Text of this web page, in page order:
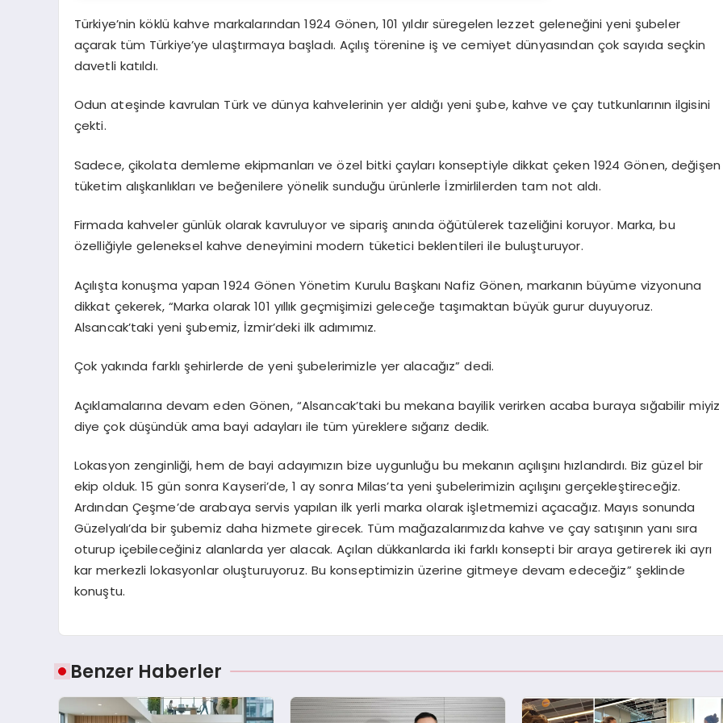
Türkiye’nin köklü kahve markalarından 1924 Gönen, 101 yıldır süregelen lezzet geleneğini yeni şubeler
açarak tüm Türkiye’ye ulaştırmaya başladı. Açılış törenine iş ve cemiyet dünyasından çok sayıda seçkin
davetli katıldı.
Odun ateşinde kavrulan Türk ve dünya kahvelerinin yer aldığı yeni şube, kahve ve çay tutkunlarının ilgisini
çekti.
Sadece, çikolata demleme ekipmanları ve özel bitki çayları konseptiyle dikkat çeken 1924 Gönen, değişen
tüketim alışkanlıkları ve beğenilere yönelik sunduğu ürünlerle İzmirlilerden tam not aldı.
Firmada kahveler günlük olarak kavruluyor ve sipariş anında öğütülerek tazeliğini koruyor. Marka, bu
özelliğiyle geleneksel kahve deneyimini modern tüketici beklentileri ile buluşturuyor.
Açılışta konuşma yapan 1924 Gönen Yönetim Kurulu Başkanı Nafiz Gönen, markanın büyüme vizyonuna
dikkat çekerek, “Marka olarak 101 yıllık geçmişimizi geleceğe taşımaktan büyük gurur duyuyoruz.
Alsancak’taki yeni şubemiz, İzmir’deki ilk adımımız.
Çok yakında farklı şehirlerde de yeni şubelerimizle yer alacağız” dedi.
Açıklamalarına devam eden Gönen, “Alsancak’taki bu mekana bayilik verirken acaba buraya sığabilir miyiz
diye çok düşündük ama bayi adayları ile tüm yüreklere sığarız dedik.
Lokasyon zenginliği, hem de bayi adayımızın bize uygunluğu bu mekanın açılışını hızlandırdı. Biz güzel bir
ekip olduk. 15 gün sonra Kayseri’de, 1 ay sonra Milas’ta yeni şubelerimizin açılışını gerçekleştireceğiz.
Ardından Çeşme’de arabaya servis yapılan ilk yerli marka olarak işletmemizi açacağız. Mayıs sonunda
Güzelyalı’da bir şubemiz daha hizmete girecek. Tüm mağazalarımızda kahve ve çay satışının yanı sıra
oturup içebileceğiniz alanlarda yer alacak. Açılan dükkanlarda iki farklı konsepti bir araya getirerek iki ayrı
kar merkezli lokasyonlar oluşturuyoruz. Bu konseptimizin üzerine gitmeye devam edeceğiz” şeklinde
konuştu.
Benzer Haberler